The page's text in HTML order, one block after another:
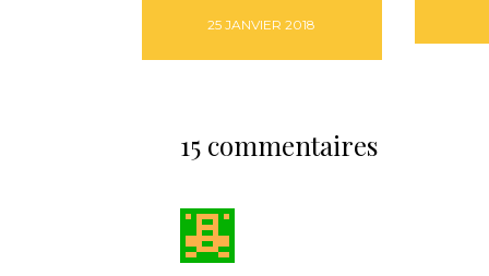
25 JANVIER 2018
15 commentaires